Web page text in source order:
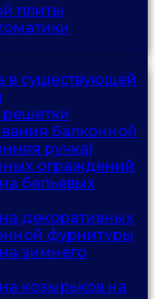
плиты
в существующей
балконной
ручка)
ограждений
бельевых
декоративных
фурнитуры
зимнего
козырьков на